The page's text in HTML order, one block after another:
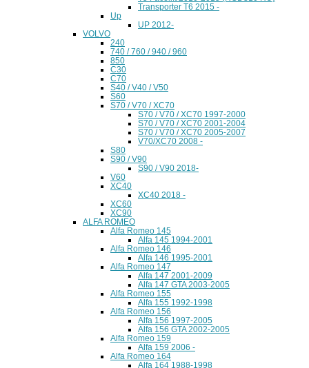
Transporter T6 2015 -
Up
UP 2012-
VOLVO
240
740 / 760 / 940 / 960
850
C30
C70
S40 / V40 / V50
S60
S70 / V70 / XC70
S70 / V70 / XC70 1997-2000
S70 / V70 / XC70 2001-2004
S70 / V70 / XC70 2005-2007
V70/XC70 2008 -
S80
S90 / V90
S90 / V90 2018-
V60
XC40
XC40 2018 -
XC60
XC90
ALFA ROMEO
Alfa Romeo 145
Alfa 145 1994-2001
Alfa Romeo 146
Alfa 146 1995-2001
Alfa Romeo 147
Alfa 147 2001-2009
Alfa 147 GTA 2003-2005
Alfa Romeo 155
Alfa 155 1992-1998
Alfa Romeo 156
Alfa 156 1997-2005
Alfa 156 GTA 2002-2005
Alfa Romeo 159
Alfa 159 2006 -
Alfa Romeo 164
Alfa 164 1988-1998